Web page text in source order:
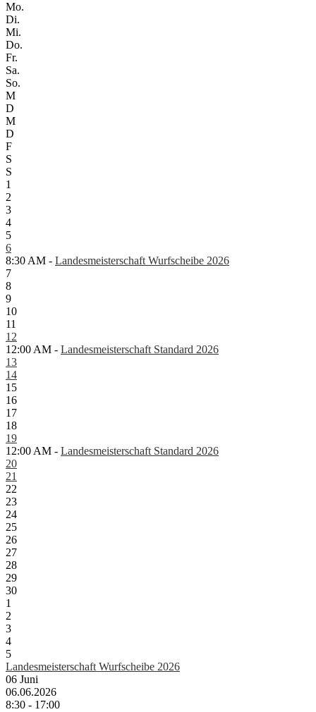
Mo.
Di.
Mi.
Do.
Fr.
Sa.
So.
M
D
M
D
F
S
S
1
2
3
4
5
6
8:30 AM - Landesmeisterschaft Wurfscheibe 2026
7
8
9
10
11
12
12:00 AM - Landesmeisterschaft Standard 2026
13
14
15
16
17
18
19
12:00 AM - Landesmeisterschaft Standard 2026
20
21
22
23
24
25
26
27
28
29
30
1
2
3
4
5
Landesmeisterschaft Wurfscheibe 2026
06 Juni
06.06.2026
8:30 - 17:00